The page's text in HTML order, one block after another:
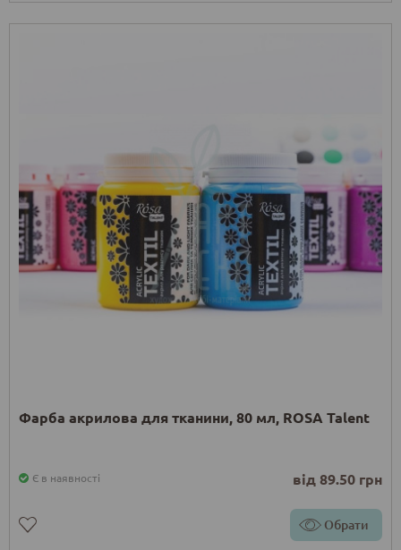
Фарба акрилова для тканини, 80 мл, ROSA Talent
Є в наявності від 89.50 грн
Обрати